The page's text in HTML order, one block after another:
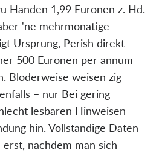
Handen 1,99 Euronen z. Hd.
'ne mehrmonatige
Ursprung, Perish direkt
500 Euronen per annum
Bloderweise weisen zig
– nur Bei gering
lesbaren Hinweisen
hin. Vollstandige Daten
nachdem man sich